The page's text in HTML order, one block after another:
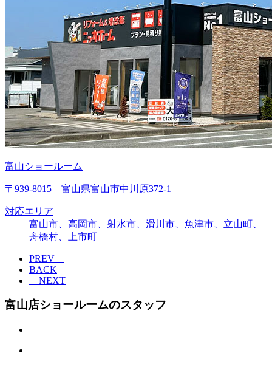
富山ショールーム
〒939-8015 富山県富山市中川原372-1
対応エリア
富山市、高岡市、射水市、滑川市、魚津市、立山町、
舟橋村、上市町
PREV
BACK
NEXT
富山店ショールームのスタッフ